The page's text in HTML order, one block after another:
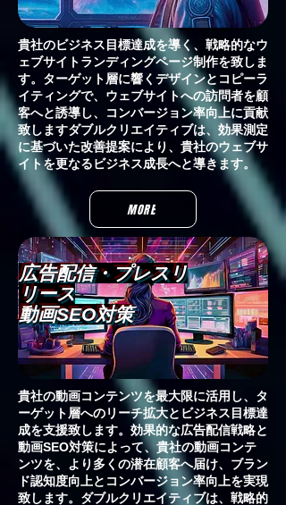
貴社のビジネス目標達成を導く、戦略的なウ
ェブサイトランディングページ制作を致しま
す。ターゲット層に響くデザインとコピーラ
イティングで、ウェブサイトへの訪問者を顧
客へと誘導し、コンバージョン率向上に貢献
致しますダブルクリエイティブは、効果測定
に基づいた改善提案により、貴社のウェブサ
イトを更なるビジネス成長へと導きます。
MORE
広告配信・プレスリ
リース
動画SEO対策
貴社の動画コンテンツを最大限に活用し、タ
ーゲット層へのリーチ拡大とビジネス目標達
成を支援致します。効果的な広告配信戦略と
動画SEO対策によって、貴社の動画コンテ
ンツを、より多くの潜在顧客へ届け、ブラン
ド認知度向上とコンバージョン率向上を実現
致します。ダブルクリエイティブは、戦略的